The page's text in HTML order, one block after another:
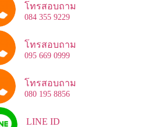
โทรสอบถาม
084 355 9229
โทรสอบถาม
095 669 0999
โทรสอบถาม
080 195 8856
LINE ID